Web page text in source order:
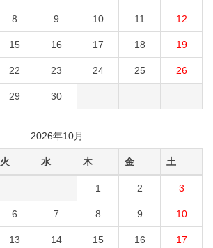
8 9 10 11 12
15 16 17 18 19
22 23 24 25 26
29 30
2026年10月
火 水 木 金 土
1 2 3
6 7 8 9 10
13 14 15 16 17